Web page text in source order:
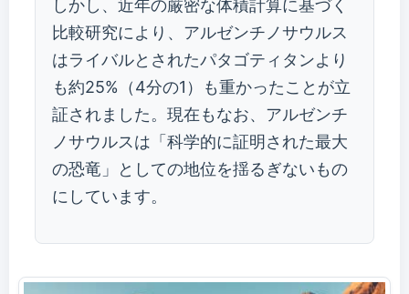
しかし、近年の厳密な体積計算に基づく
比較研究により、アルゼンチノサウルス
はライバルとされたパタゴティタンより
も約25%（4分の1）も重かったことが立
証されました。現在もなお、アルゼンチ
ノサウルスは「科学的に証明された最大
の恐竜」としての地位を揺るぎないもの
にしています。